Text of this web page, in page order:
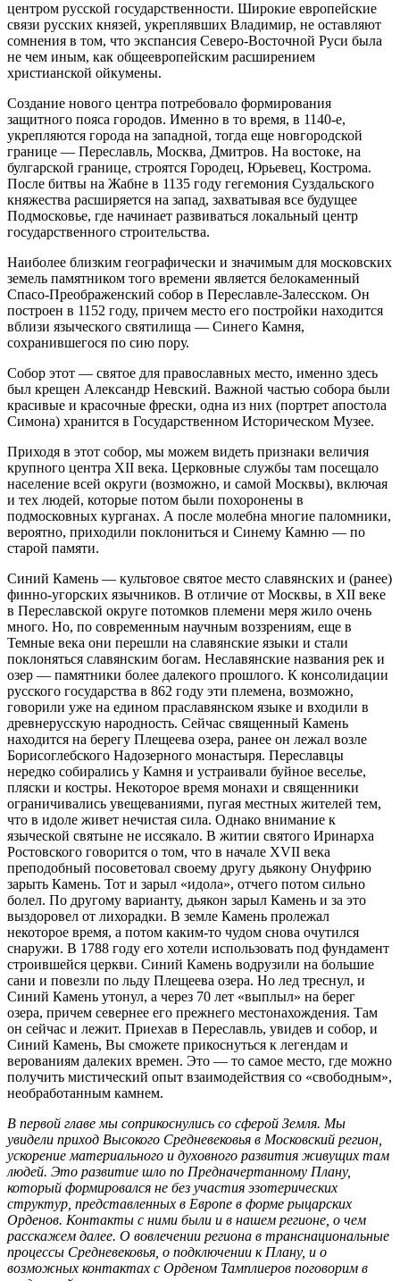
центром русской государственности. Широкие европейские
связи русских князей, укреплявших Владимир, не оставляют
сомнения в том, что экспансия Северо-Восточной Руси была
не чем иным, как общеевропейским расширением
христианской ойкумены.
Создание нового центра потребовало формирования
защитного пояса городов. Именно в то время, в 1140-е,
укрепляются города на западной, тогда еще новгородской
границе — Переславль, Москва, Дмитров. На востоке, на
булгарской границе, строятся Городец, Юрьевец, Кострома.
После битвы на Жабне в 1135 году гегемония Суздальского
княжества расширяется на запад, захватывая все будущее
Подмосковье, где начинает развиваться локальный центр
государственного строительства.
Наиболее близким географически и значимым для московских
земель памятником того времени является белокаменный
Спасо-Преображенский собор в Переславле-Залесском. Он
построен в 1152 году, причем место его постройки находится
вблизи языческого святилища — Синего Камня,
сохранившегося по сию пору.
Собор этот — святое для православных место, именно здесь
был крещен Александр Невский. Важной частью собора были
красивые и красочные фрески, одна из них (портрет апостола
Симона) хранится в Государственном Историческом Музее.
Приходя в этот собор, мы можем видеть признаки величия
крупного центра XII века. Церковные службы там посещало
население всей округи (возможно, и самой Москвы), включая
и тех людей, которые потом были похоронены в
подмосковных курганах. А после молебна многие паломники,
вероятно, приходили поклониться и Синему Камню — по
старой памяти.
Синий Камень — культовое святое место славянских и (ранее)
финно-угорских язычников. В отличие от Москвы, в XII веке
в Переславской округе потомков племени меря жило очень
много. Но, по современным научным воззрениям, еще в
Темные века они перешли на славянские языки и стали
поклоняться славянским богам. Неславянские названия рек и
озер — памятники более далекого прошлого. К консолидации
русского государства в 862 году эти племена, возможно,
говорили уже на едином праславянском языке и входили в
древнерусскую народность. Сейчас священный Камень
находится на берегу Плещеева озера, ранее он лежал возле
Борисоглебского Надозерного монастыря. Переславцы
нередко собирались у Камня и устраивали буйное веселье,
пляски и костры. Некоторое время монахи и священники
ограничивались увещеваниями, пугая местных жителей тем,
что в идоле живет нечистая сила. Однако внимание к
языческой святыне не иссякало. В житии святого Иринарха
Ростовского говорится о том, что в начале XVII века
преподобный посоветовал своему другу дьякону Онуфрию
зарыть Камень. Тот и зарыл «идола», отчего потом сильно
болел. По другому варианту, дьякон зарыл Камень и за это
выздоровел от лихорадки. В земле Камень пролежал
некоторое время, а потом каким-то чудом снова очутился
снаружи. В 1788 году его хотели использовать под фундамент
строившейся церкви. Синий Камень водрузили на большие
сани и повезли по льду Плещеева озера. Но лед треснул, и
Синий Камень утонул, а через 70 лет «выплыл» на берег
озера, причем севернее его прежнего местонахождения. Там
он сейчас и лежит. Приехав в Переславль, увидев и собор, и
Синий Камень, Вы сможете прикоснуться к легендам и
верованиям далеких времен. Это — то самое место, где можно
получить мистический опыт взаимодействия со «свободным»,
необработанным камнем.
В первой главе мы соприкоснулись со сферой Земля. Мы
увидели приход Высокого Средневековья в Московский регион,
ускорение материального и духовного развития живущих там
людей. Это развитие шло по Предначертанному Плану,
который формировался не без участия эзотерических
структур, представленных в Европе в форме рыцарских
Орденов. Контакты с ними были и в нашем регионе, о чем
расскажем далее. О вовлечении региона в транснациональные
процессы Средневековья, о подключении к Плану, и о
возможных контактах с Орденом Тамплиеров поговорим в